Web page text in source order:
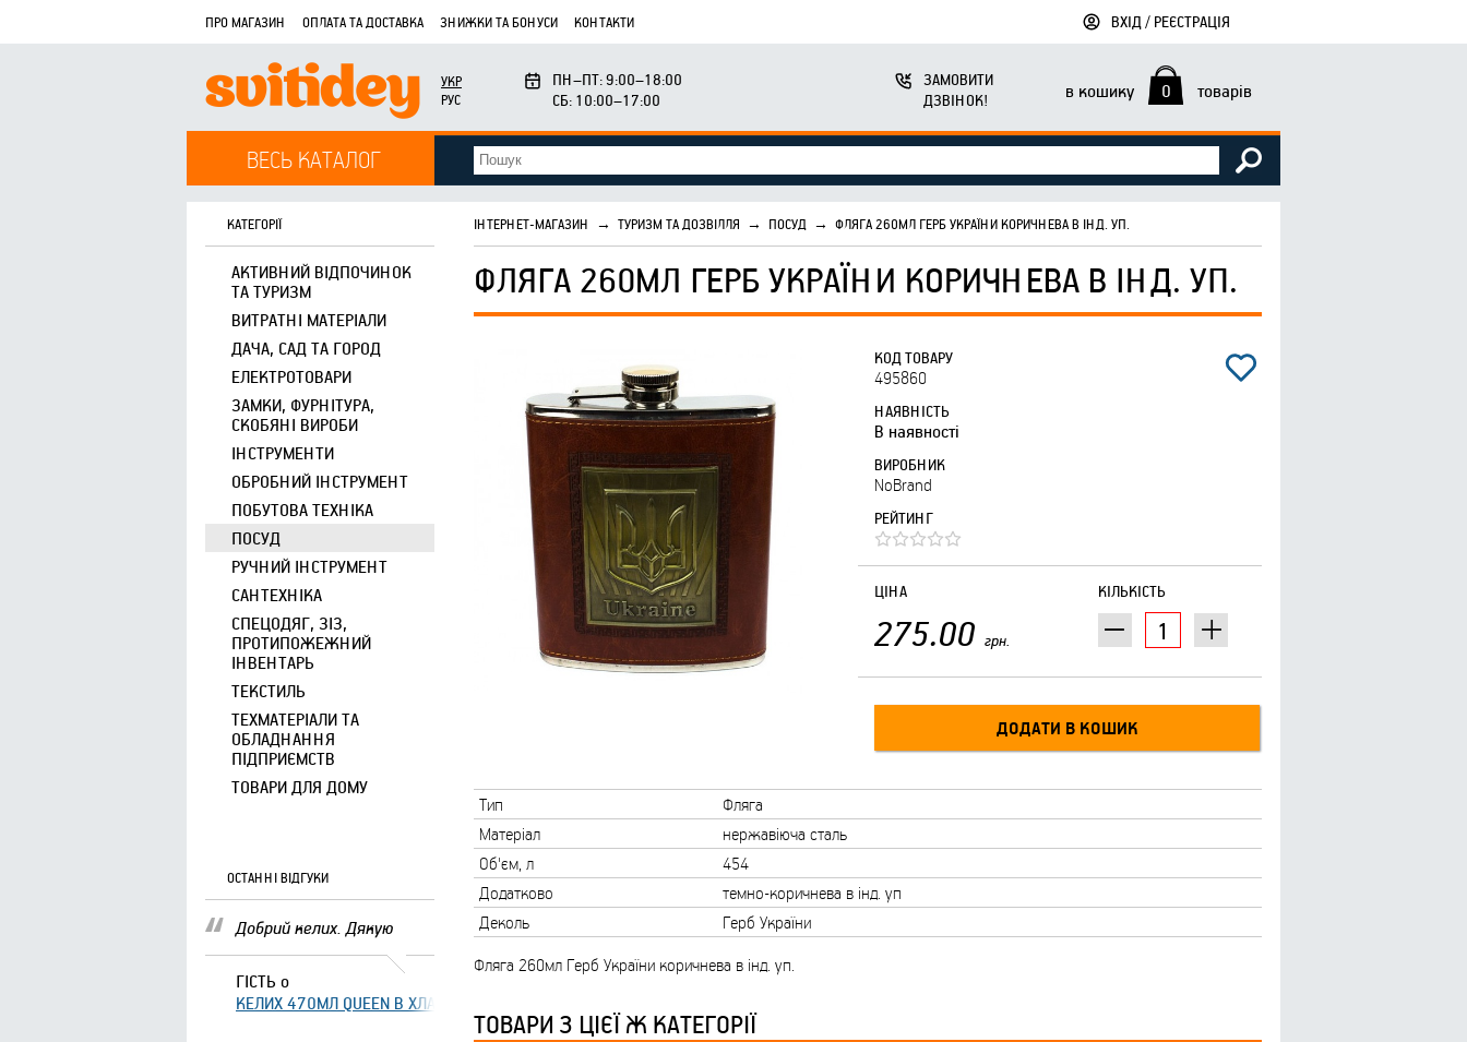
ПРО МАГАЗИН ОПЛАТА ТА ДОСТАВКА ЗНИЖКИ ТА БОНУСИ КОНТАКТИ ВХІД / РЕЄСТРАЦІЯ
УКР
РУС
ПН–ПТ: 9:00–18:00
СБ: 10:00–17:00
ЗАМОВИТИ
ДЗВІНОК!
в кошику 0 товарів
ВЕСЬ КАТАЛОГ
КАТЕГОРІЇ
АКТИВНИЙ ВІДПОЧИНОК
ТА ТУРИЗМ
ВИТРАТНІ МАТЕРІАЛИ
ДАЧА, САД ТА ГОРОД
ЕЛЕКТРОТОВАРИ
ЗАМКИ, ФУРНІТУРА,
СКОБЯНІ ВИРОБИ
ІНСТРУМЕНТИ
ОБРОБНИЙ ІНСТРУМЕНТ
ПОБУТОВА ТЕХНІКА
ПОСУД
РУЧНИЙ ІНСТРУМЕНТ
САНТЕХНІКА
СПЕЦОДЯГ, ЗІЗ,
ПРОТИПОЖЕЖНИЙ
ІНВЕНТАРЬ
ТЕКСТИЛЬ
ТЕХМАТЕРІАЛИ ТА
ОБЛАДНАННЯ
ПІДПРИЄМСТВ
ТОВАРИ ДЛЯ ДОМУ
ОСТАННІ ВІДГУКИ
Добрий келих. Дякую
ГІСТЬ о
КЕЛИХ 470МЛ QUEEN В ХЛАМІНГО ТМ FARGLASS
ІНТЕРНЕТ-МАГАЗИН → ТУРИЗМ ТА ДОЗВІЛЛЯ → ПОСУД → ФЛЯГА 260МЛ ГЕРБ УКРАЇНИ КОРИЧНЕВА В ІНД. УП.
ФЛЯГА 260МЛ ГЕРБ УКРАЇНИ КОРИЧНЕВА В ІНД. УП.
КОД ТОВАРУ
495860
НАЯВНІСТЬ
В наявності
ВИРОБНИК
NoBrand
РЕЙТИНГ
КІЛЬКІСТЬ
ЦІНА
275.00 грн.
Тип
Фляга
Матеріал
нержавіюча сталь
Об'єм, л
454
Додатково
темно-коричнева в інд. уп
Деколь
Герб України
Фляга 260мл Герб України коричнева в інд. уп.
ТОВАРИ З ЦІЄЇ Ж КАТЕГОРІЇ